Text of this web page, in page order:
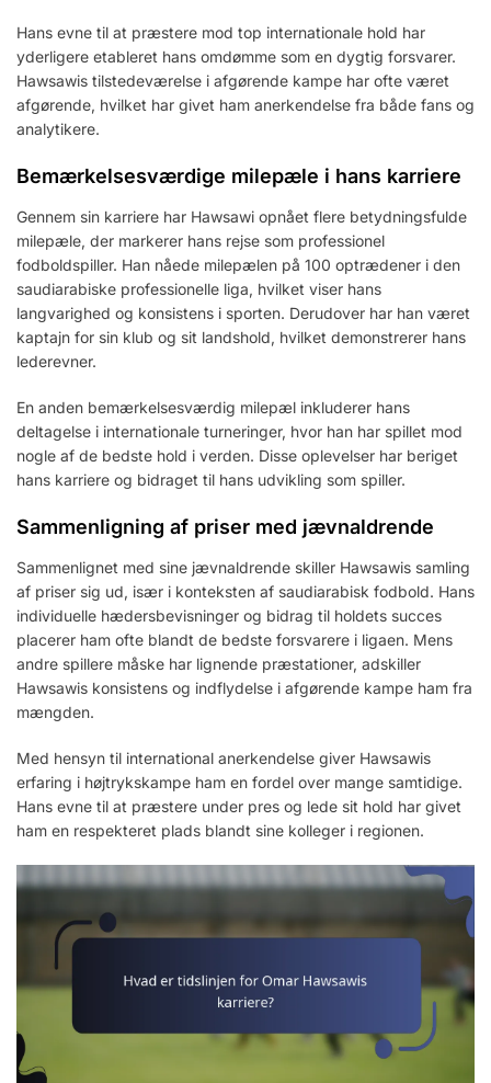
Hans evne til at præstere mod top internationale hold har
yderligere etableret hans omdømme som en dygtig forsvarer.
Hawsawis tilstedeværelse i afgørende kampe har ofte været
afgørende, hvilket har givet ham anerkendelse fra både fans og
analytikere.
Bemærkelsesværdige milepæle i hans karriere
Gennem sin karriere har Hawsawi opnået flere betydningsfulde
milepæle, der markerer hans rejse som professionel
fodboldspiller. Han nåede milepælen på 100 optrædener i den
saudiarabiske professionelle liga, hvilket viser hans
langvarighed og konsistens i sporten. Derudover har han været
kaptajn for sin klub og sit landshold, hvilket demonstrerer hans
lederevner.
En anden bemærkelsesværdig milepæl inkluderer hans
deltagelse i internationale turneringer, hvor han har spillet mod
nogle af de bedste hold i verden. Disse oplevelser har beriget
hans karriere og bidraget til hans udvikling som spiller.
Sammenligning af priser med jævnaldrende
Sammenlignet med sine jævnaldrende skiller Hawsawis samling
af priser sig ud, især i konteksten af saudiarabisk fodbold. Hans
individuelle hædersbevisninger og bidrag til holdets succes
placerer ham ofte blandt de bedste forsvarere i ligaen. Mens
andre spillere måske har lignende præstationer, adskiller
Hawsawis konsistens og indflydelse i afgørende kampe ham fra
mængden.
Med hensyn til international anerkendelse giver Hawsawis
erfaring i højtrykskampe ham en fordel over mange samtidige.
Hans evne til at præstere under pres og lede sit hold har givet
ham en respekteret plads blandt sine kolleger i regionen.